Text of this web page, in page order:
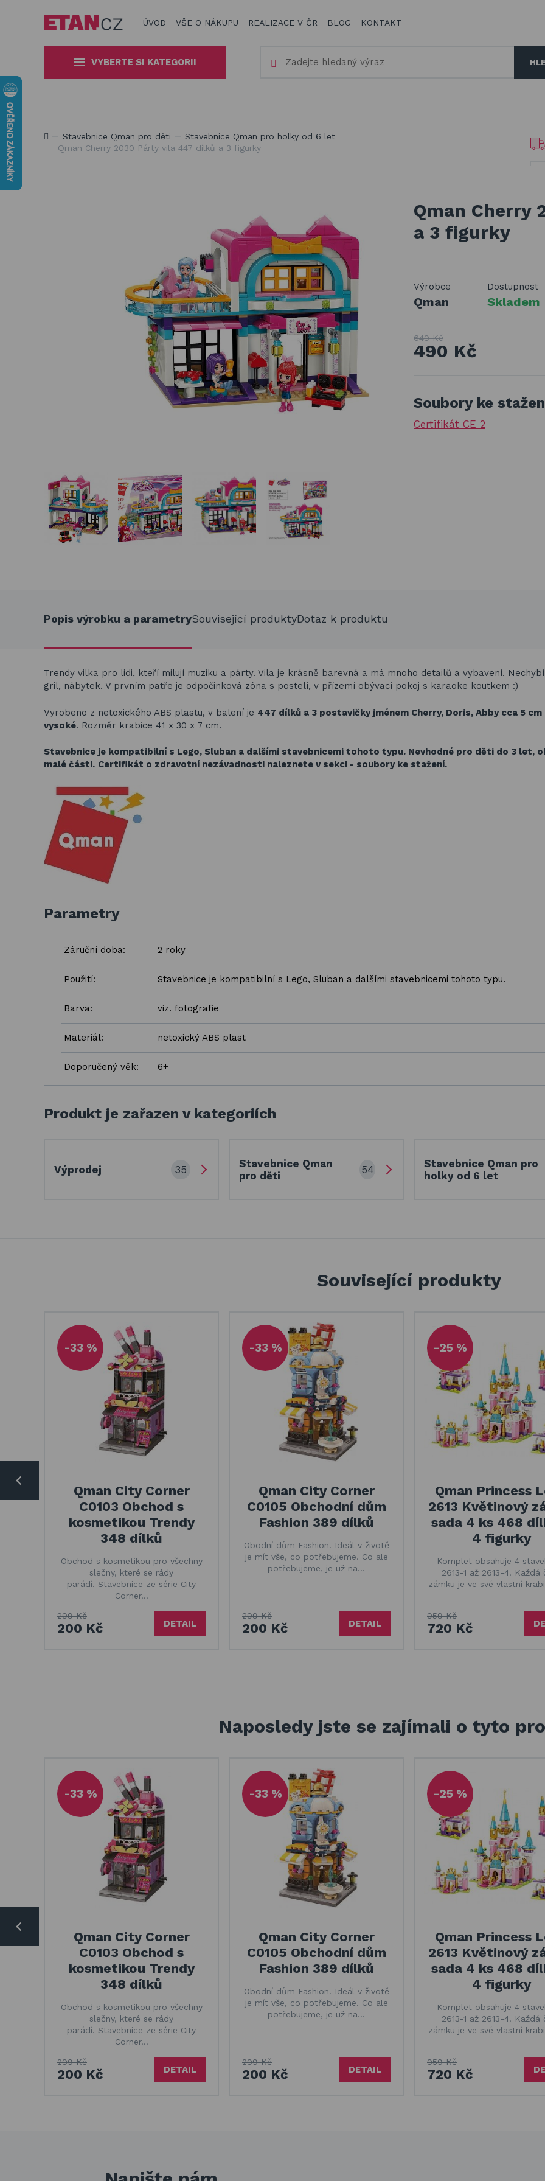
ÚVOD VŠE O NÁKUPU REALIZACE V ČR BLOG KONTAKT
VYBERTE SI KATEGORII
na zahradní nábytek
Basketbalové koše
Holandský billiard
Gumové podlahy (dlaždice)
Jsme experti na zastínění a venkovní zábavu
Stavebnice Qman pro děti
Stavebnice Qman pro holky od 6 let
Qman Cherry 2030 Párty vila 447 dílků a 3 figurky
Qman Cherry
a 3 figurky
Výrobce
Qman
Dostupnost
Skladem
649 Kč
490 Kč
Soubory ke
Certifikát CE 2
Popis výrobku a parametrySouvisející produktyDotaz k produktu
Trendy vilka pro lidi, kteří milují muziku a párty. Vila je krásně barevná a má mnoho detailů a vybavení.
gril, nábytek. V prvním patře je odpočinková zóna s postelí, v přízemí obývací pokoj s karaoke koutkem :)
Vyrobeno z netoxického ABS plastu, v balení je 447 dílků a 3 postavičky jménem Cherry, Doris, Abby cca 5 cm
vysoké. Rozměr krabice 41 x 30 x 7 cm.
Stavebnice je kompatibilní s Lego, Sluban a dalšími stavebnicemi tohoto typu. Nevhodné pro děti do 3 let,
malé části. Certifikát o zdravotní nezávadnosti naleznete v sekci - soubory ke stažení.
Parametry
Záruční doba: 2 roky
Použití: Stavebnice je kompatibilní s Lego, Sluban a dalšími stavebnicemi tohoto typu.
Barva: viz. fotografie
Materiál: netoxický ABS plast
Doporučený věk: 6+
Produkt je zařazen v kategoriích
Výprodej 35
Stavebnice Qman
pro děti
54
Stavebnice Qman pro
holky od 6 let
Související produkty
-33 %
Qman City Corner
C0103 Obchod s
kosmetikou Trendy
348 dílků
Obchod s kosmetikou pro všechny
slečny, které se rády
parádí. Stavebnice ze série City
Corner…
299 Kč
200 Kč DETAIL
-33 %
Qman City Corner
C0105 Obchodní dům
Fashion 389 dílků
Obodní dům Fashion. Ideál v životě
je mít vše, co potřebujeme. Co ale
potřebujeme, je už na…
299 Kč
200 Kč DETAIL
-25 %
Qman Princess
2613 Květinový
sada 4 ks 468
4 figurky
Komplet obsahuje 4
2613-1 až 2613-4. Každá
zámku je ve své vlastní
959 Kč
720 Kč
Naposledy jste se zajímali o tyto
-33 %
Qman City Corner
C0103 Obchod s
kosmetikou Trendy
348 dílků
Obchod s kosmetikou pro všechny
slečny, které se rády
parádí. Stavebnice ze série City
Corner…
299 Kč
200 Kč DETAIL
-33 %
Qman City Corner
C0105 Obchodní dům
Fashion 389 dílků
Obodní dům Fashion. Ideál v životě
je mít vše, co potřebujeme. Co ale
potřebujeme, je už na…
299 Kč
200 Kč DETAIL
-25 %
Qman Princess
2613 Květinový
sada 4 ks 468
4 figurky
Komplet obsahuje 4
2613-1 až 2613-4. Každá
zámku je ve své vlastní
959 Kč
720 Kč